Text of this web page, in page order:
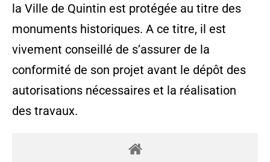
la Ville de Quintin est protégée au titre des
monuments historiques. A ce titre, il est
vivement conseillé de s’assurer de la
conformité de son projet avant le dépôt des
autorisations nécessaires et la réalisation
des travaux.